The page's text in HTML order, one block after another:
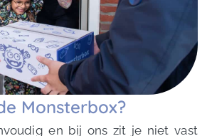
Monsterbox?
en bij ons zit je niet vast